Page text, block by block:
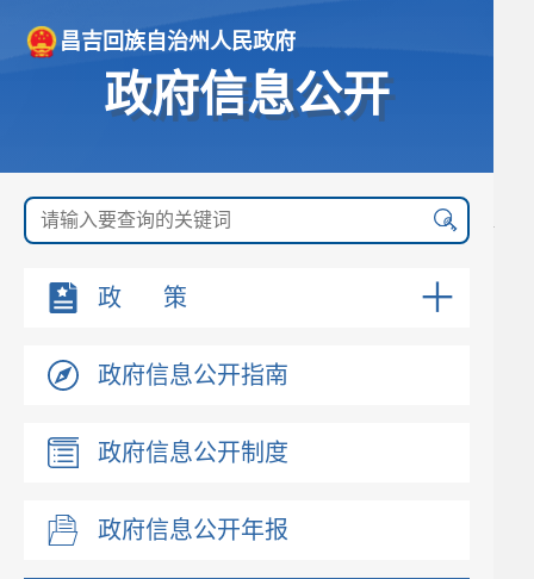
昌吉回族自治州人民政府
政府信息公开
政 策
政府信息公开指南
政府信息公开制度
政府信息公开年报